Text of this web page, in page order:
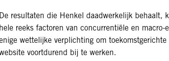
De resultaten die Henkel daadwerkelijk behaalt,
hele reeks factoren van concurrentiële en
wettelijke verplichting om
voortdurend bij te werken.